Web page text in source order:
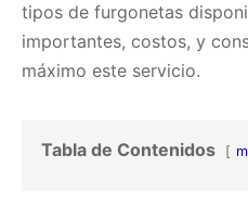
tipos de furgonetas
importantes, costos, y
máximo este servicio.
Tabla de Contenidos